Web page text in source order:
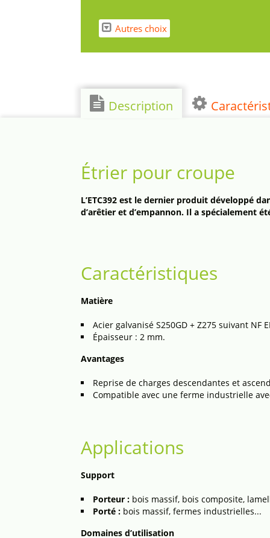
Autres choix
Description
Étrier pour croupe
L’ETC392 est le dernier produit développé
d’arêtier et d’empannon. Il a spécialement
Caractéristiques
Matière
Acier galvanisé S250GD + Z275 suivant NF
Épaisseur : 2 mm.
Avantages
Reprise de charges descendantes et
Compatible avec une ferme industrielle
Applications
Support
Porteur : bois massif, bois composite,
Porté : bois massif, fermes industrielles...
Domaines d’utilisation